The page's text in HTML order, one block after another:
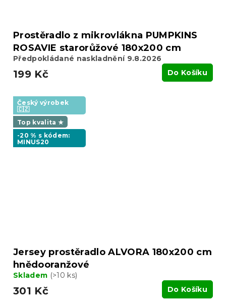
Prostěradlo z mikrovlákna PUMPKINS
ROSAVIE starorůžové 180x200 cm
Předpokládané naskladnění 9.8.2026
199 Kč Do Košíku
Český výrobek
🇨🇿
Top kvalita ★
-20 % s kódem:
MINUS20
Jersey prostěradlo ALVORA 180x200 cm
hnědooranžové
Skladem (>10 ks)
301 Kč Do Košíku